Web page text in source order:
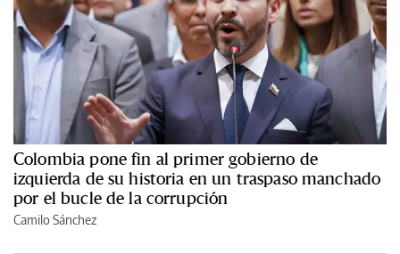
Colombia pone fin al primer gobierno de
izquierda de su historia en un traspaso manchado
por el bucle de la corrupción
Camilo Sánchez